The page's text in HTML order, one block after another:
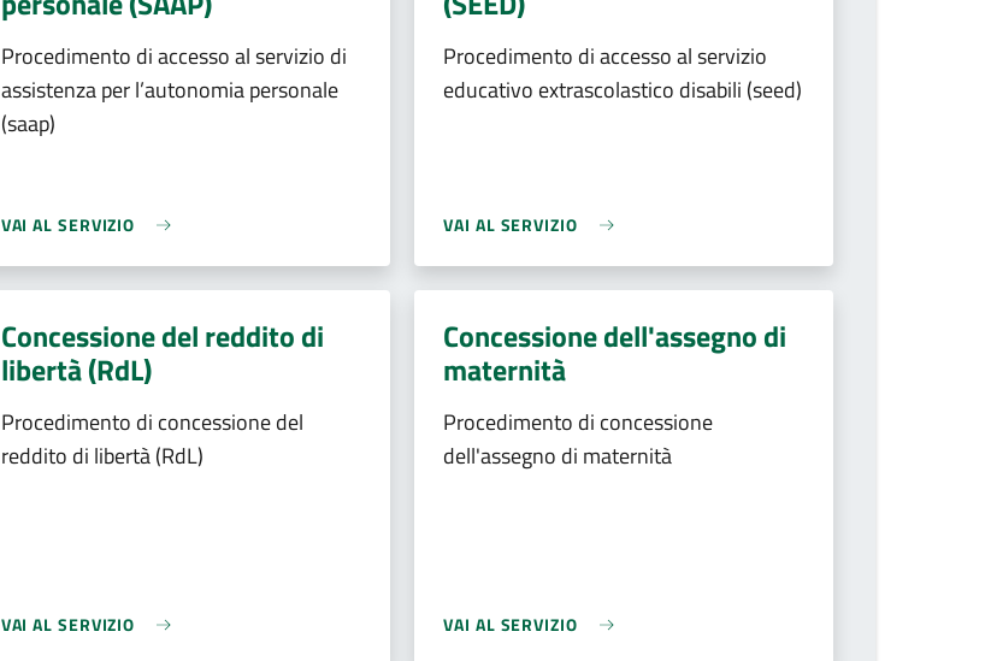
Procedimento di accesso al servizio di
assistenza per l’autonomia personale
(saap)
VAI AL SERVIZIO
Procedimento di accesso al servizio
educativo extrascolastico disabili (seed)
VAI AL SERVIZIO
Concessione del reddito di
libertà (RdL)
Procedimento di concessione del
reddito di libertà (RdL)
VAI AL SERVIZIO
Concessione dell'assegno di
maternità
Procedimento di concessione
dell'assegno di maternità
VAI AL SERVIZIO